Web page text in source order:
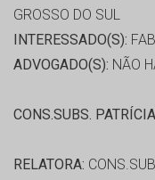
GROSSO DO SUL
INTERESSADO(S):
ADVOGADO(S): NÃO
CONS.SUBS.
RELATORA: